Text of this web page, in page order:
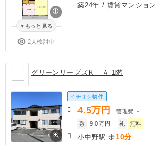
もっと見る
2人検討中
築24年 / 賃貸マンション
グリーンリーブズＫ Ａ 1階
イチオシ物件
4.5万円 管理費 －
敷
9.0万円 礼 無料
小中野駅 歩10分